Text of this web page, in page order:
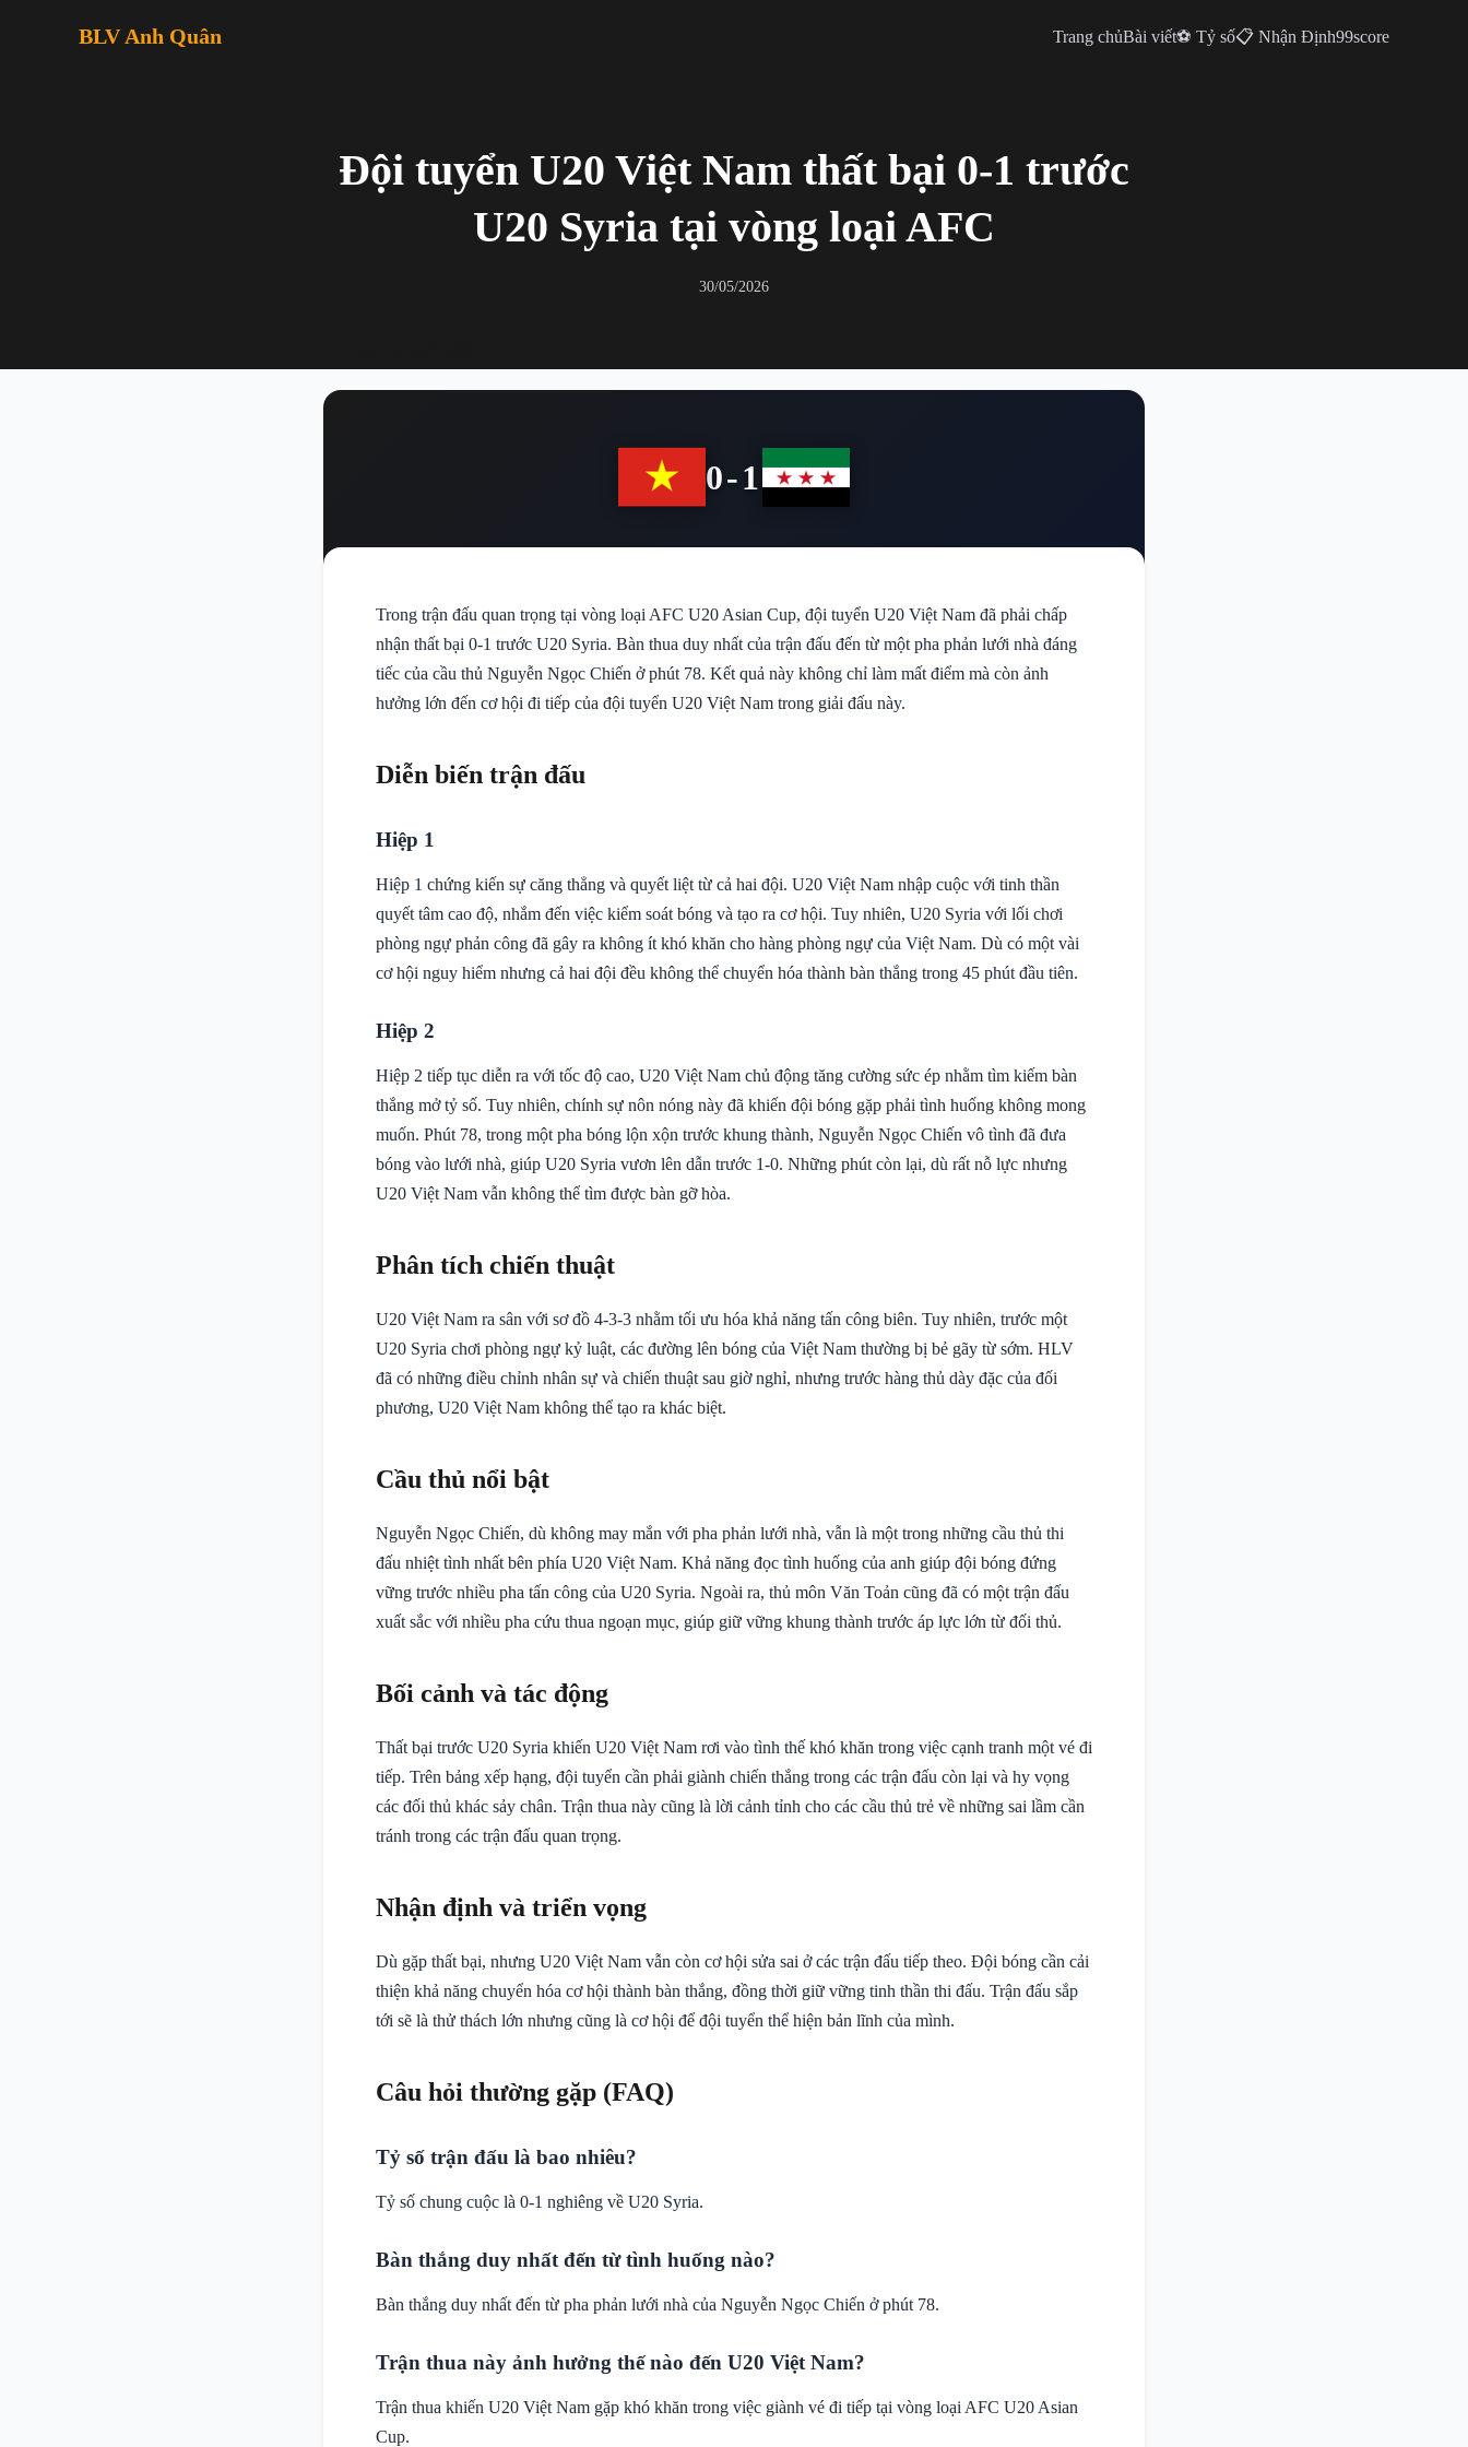
BLV Anh Quân Trang chủBài viết⚽ Tỷ số📋 Nhận Định99score
Đội tuyển U20 Việt Nam thất bại 0-1 trước
U20 Syria tại vòng loại AFC
30/05/2026
0-1
Trong trận đấu quan trọng tại vòng loại AFC U20 Asian Cup, đội tuyển U20 Việt Nam đã phải chấp
nhận thất bại 0-1 trước U20 Syria. Bàn thua duy nhất của trận đấu đến từ một pha phản lưới nhà đáng
tiếc của cầu thủ Nguyễn Ngọc Chiến ở phút 78. Kết quả này không chỉ làm mất điểm mà còn ảnh
hưởng lớn đến cơ hội đi tiếp của đội tuyển U20 Việt Nam trong giải đấu này.
Diễn biến trận đấu
Hiệp 1
Hiệp 1 chứng kiến sự căng thẳng và quyết liệt từ cả hai đội. U20 Việt Nam nhập cuộc với tinh thần
quyết tâm cao độ, nhắm đến việc kiểm soát bóng và tạo ra cơ hội. Tuy nhiên, U20 Syria với lối chơi
phòng ngự phản công đã gây ra không ít khó khăn cho hàng phòng ngự của Việt Nam. Dù có một vài
cơ hội nguy hiểm nhưng cả hai đội đều không thể chuyển hóa thành bàn thắng trong 45 phút đầu tiên.
Hiệp 2
Hiệp 2 tiếp tục diễn ra với tốc độ cao, U20 Việt Nam chủ động tăng cường sức ép nhằm tìm kiếm bàn
thắng mở tỷ số. Tuy nhiên, chính sự nôn nóng này đã khiến đội bóng gặp phải tình huống không mong
muốn. Phút 78, trong một pha bóng lộn xộn trước khung thành, Nguyễn Ngọc Chiến vô tình đã đưa
bóng vào lưới nhà, giúp U20 Syria vươn lên dẫn trước 1-0. Những phút còn lại, dù rất nỗ lực nhưng
U20 Việt Nam vẫn không thể tìm được bàn gỡ hòa.
Phân tích chiến thuật
U20 Việt Nam ra sân với sơ đồ 4-3-3 nhằm tối ưu hóa khả năng tấn công biên. Tuy nhiên, trước một
U20 Syria chơi phòng ngự kỷ luật, các đường lên bóng của Việt Nam thường bị bẻ gãy từ sớm. HLV
đã có những điều chỉnh nhân sự và chiến thuật sau giờ nghỉ, nhưng trước hàng thủ dày đặc của đối
phương, U20 Việt Nam không thể tạo ra khác biệt.
Cầu thủ nổi bật
Nguyễn Ngọc Chiến, dù không may mắn với pha phản lưới nhà, vẫn là một trong những cầu thủ thi
đấu nhiệt tình nhất bên phía U20 Việt Nam. Khả năng đọc tình huống của anh giúp đội bóng đứng
vững trước nhiều pha tấn công của U20 Syria. Ngoài ra, thủ môn Văn Toản cũng đã có một trận đấu
xuất sắc với nhiều pha cứu thua ngoạn mục, giúp giữ vững khung thành trước áp lực lớn từ đối thủ.
Bối cảnh và tác động
Thất bại trước U20 Syria khiến U20 Việt Nam rơi vào tình thế khó khăn trong việc cạnh tranh một vé đi
tiếp. Trên bảng xếp hạng, đội tuyển cần phải giành chiến thắng trong các trận đấu còn lại và hy vọng
các đối thủ khác sảy chân. Trận thua này cũng là lời cảnh tỉnh cho các cầu thủ trẻ về những sai lầm cần
tránh trong các trận đấu quan trọng.
Nhận định và triển vọng
Dù gặp thất bại, nhưng U20 Việt Nam vẫn còn cơ hội sửa sai ở các trận đấu tiếp theo. Đội bóng cần cải
thiện khả năng chuyển hóa cơ hội thành bàn thắng, đồng thời giữ vững tinh thần thi đấu. Trận đấu sắp
tới sẽ là thử thách lớn nhưng cũng là cơ hội để đội tuyển thể hiện bản lĩnh của mình.
Câu hỏi thường gặp (FAQ)
Tỷ số trận đấu là bao nhiêu?
Tỷ số chung cuộc là 0-1 nghiêng về U20 Syria.
Bàn thắng duy nhất đến từ tình huống nào?
Bàn thắng duy nhất đến từ pha phản lưới nhà của Nguyễn Ngọc Chiến ở phút 78.
Trận thua này ảnh hưởng thế nào đến U20 Việt Nam?
Trận thua khiến U20 Việt Nam gặp khó khăn trong việc giành vé đi tiếp tại vòng loại AFC U20 Asian
Cup.